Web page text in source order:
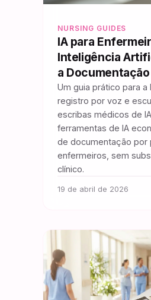
NURSING GUIDES
IA para
Inteligência
a
Um guia prático para
registro por voz e
escribas médicos de
ferramentas de IA
de documentação por
enfermeiros, sem
clínico.
19 de abril de 2026